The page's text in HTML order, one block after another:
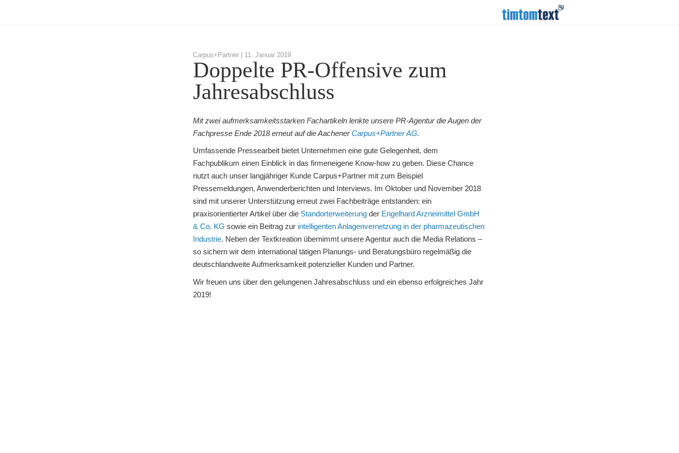
Carpus+Partner | 11. Januar 2019
Doppelte PR-Offensive zum
Jahresabschluss
Mit zwei aufmerksamkeitsstarken Fachartikeln lenkte unsere PR-Agentur die Augen der
Fachpresse Ende 2018 erneut auf die AachenerCarpus+Partner AG.
Umfassende Pressearbeit bietet Unternehmen eine gute Gelegenheit, dem
Fachpublikum einen Einblick in das firmeneigene Know-how zu geben. Diese Chance
nutzt auch unser langjähriger Kunde Carpus+Partner mit zum Beispiel
Pressemeldungen, Anwenderberichten und Interviews. Im Oktober und November 2018
sind mit unserer Unterstützung erneut zwei Fachbeiträge entstanden: ein
praxisorientierter Artikel über die Standorterweiterung der Engelhard Arzneimittel GmbH
& Co. KG sowie ein Beitrag zur intelligenten Anlagenvernetzung in der pharmazeutischen
Industrie. Neben der Textkreation übernimmt unsere Agentur auch die Media Relations –
so sichern wir dem international tätigen Planungs- und Beratungsbüro regelmäßig die
deutschlandweite Aufmerksamkeit potenzieller Kunden und Partner.
Wir freuen uns über den gelungenen Jahresabschluss und ein ebenso erfolgreiches Jahr
2019!